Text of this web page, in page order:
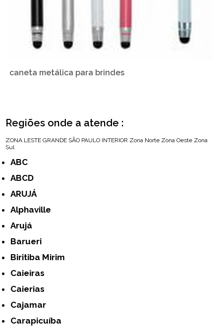
caneta metálica para brindes
Regiões onde a atende :
ZONA LESTE GRANDE SÃO PAULO INTERIOR Zona Norte Zona Oeste Zona
Sul
ABC
ABCD
ARUJÁ
Alphaville
Arujá
Barueri
Biritiba Mirim
Caieiras
Caierias
Cajamar
Carapicuíba